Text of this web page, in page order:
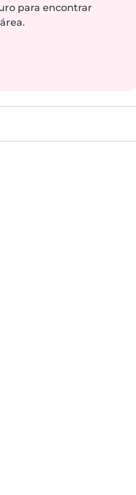
para encontrar